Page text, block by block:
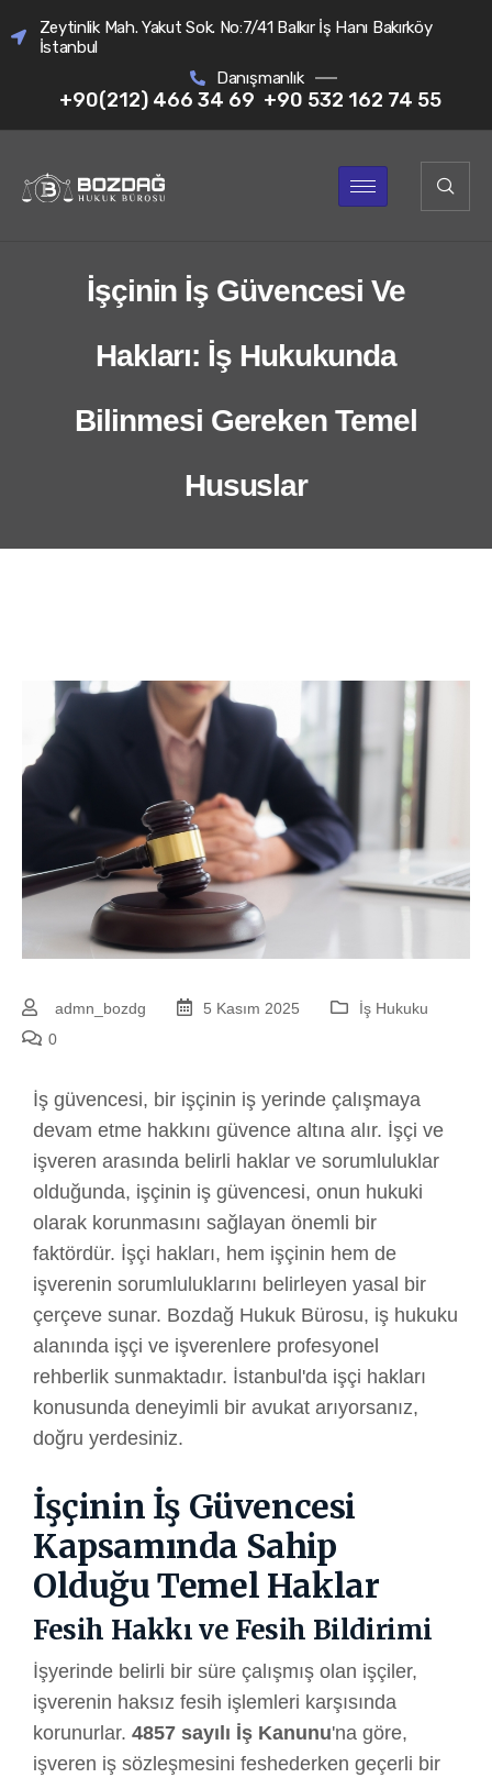
Zeytinlik Mah. Yakut Sok. No:7/41 Balkır İş Hanı Bakırköy
İstanbul
Danışmanlık
+90(212) 466 34 69 +90 532 162 74 55
İşçinin İş Güvencesi Ve
Hakları: İş Hukukunda
Bilinmesi Gereken Temel
Hususlar
admn_bozdg 5 Kasım 2025
İş Hukuku
0
İş güvencesi, bir işçinin iş yerinde çalışmaya
devam etme hakkını güvence altına alır. İşçi ve
işveren arasında belirli haklar ve sorumluluklar
olduğunda, işçinin iş güvencesi, onun hukuki
olarak korunmasını sağlayan önemli bir
faktördür. İşçi hakları, hem işçinin hem de
işverenin sorumluluklarını belirleyen yasal bir
çerçeve sunar. Bozdağ Hukuk Bürosu, iş hukuku
alanında işçi ve işverenlere profesyonel
rehberlik sunmaktadır. İstanbul'da işçi hakları
konusunda deneyimli bir avukat arıyorsanız,
doğru yerdesiniz.
İşçinin İş Güvencesi
Kapsamında Sahip
Olduğu Temel Haklar
Fesih Hakkı ve Fesih Bildirimi
İşyerinde belirli bir süre çalışmış olan işçiler,
işverenin haksız fesih işlemleri karşısında
korunurlar. 4857 sayılı İş Kanunu'na göre,
işveren iş sözleşmesini feshederken geçerli bir